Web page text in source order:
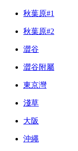
秋葉原#1
秋葉原#2
澀谷
澀谷附屬
東京灣
淺草
大阪
沖繩